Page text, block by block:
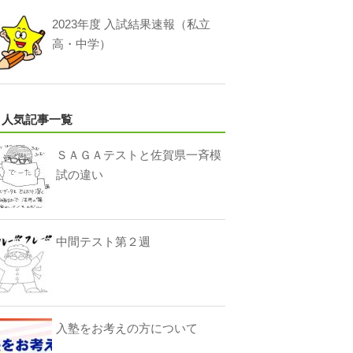
2023年度 入試結果速報（私立
高・中学）
人気記事一覧
ＳＡＧＡテストと佐賀県一斉模
試の違い
中間テスト第２週
入塾をお考えの方について